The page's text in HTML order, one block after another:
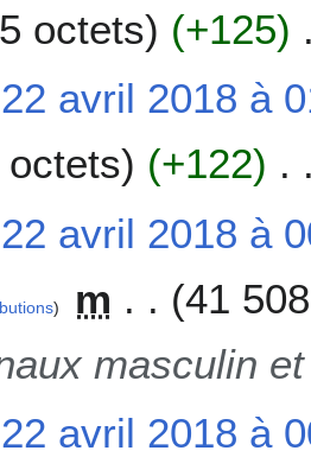
octets +125
22 avril 2018 à
octets
+122
22 avril 2018 à
m
41
masculin
22 avril 2018 à